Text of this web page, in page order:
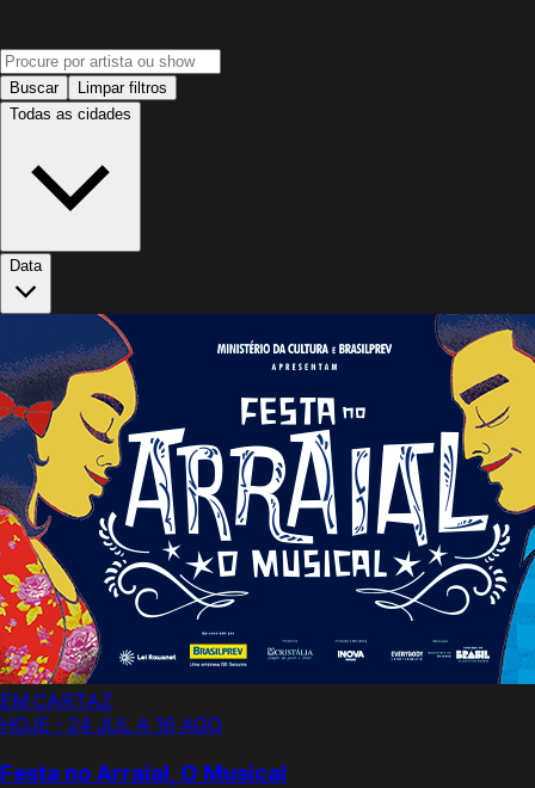
Buscar
Limpar filtros
Todas as cidades
Data
EM CARTAZ
HOJE - 24 JUL A 16 AGO
Festa no Arraial, O Musical